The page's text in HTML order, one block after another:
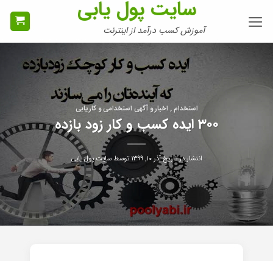
سایت پول یابی
آموزش کسب درآمد از اینترنت
استخدام , اخبار و آگهی استخدامی و کاریابی
۳۰۰ ایده کسب و کار زود بازده
انتشار در تاریخآذر ۱۰, ۱۳۹۹ توسطسایت پول یابی